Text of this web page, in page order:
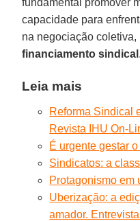
capacidade para
na negociação
financiamento sindical .
Leia mais
Reforma Sindical
Revista IHU On-
É urgente gestar
Sindicatos: a
Protagonismo em
Uberização: a
amador.